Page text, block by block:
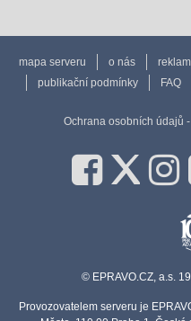
mapa serveru o nás
publikační podmínky
FAQ
Ochrana osobních údajů
© EPRAVO.CZ, a.s.
Provozovatelem serveru je